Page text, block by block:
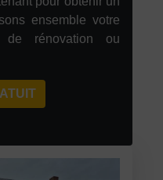
ensemble votre
de rénovation ou